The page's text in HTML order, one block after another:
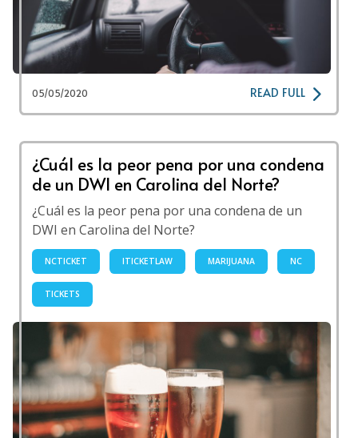
05/05/2020 READ FULL
¿Cuál es la peor pena por una condena
de un DWI en Carolina del Norte?
¿Cuál es la peor pena por una condena de un
DWI en Carolina del Norte?
NCTICKET ITICKETLAW MARIJUANA NC
TICKETS